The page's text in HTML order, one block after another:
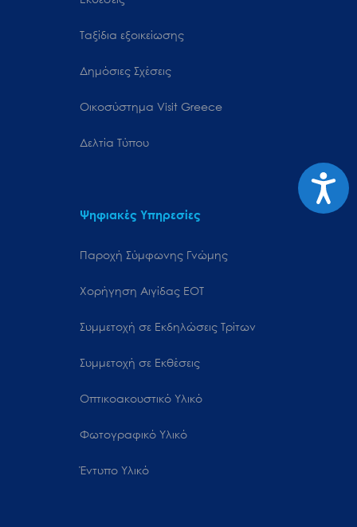
Ταξίδια εξοικείωσης
Δημόσιες Σχέσεις
Oικοσύστημα Visit Greece
Δελτία Τύπου
Ψηφιακές Υπηρεσίες
Παροχή Σύμφωνης Γνώμης
Χορήγηση Αιγίδας ΕΟΤ
Συμμετοχή σε Εκδηλώσεις Τρίτων
Συμμετοχή σε Εκθέσεις
Οπτικοακουστικό Υλικό
Φωτογραφικό Υλικό
Έντυπο Υλικό